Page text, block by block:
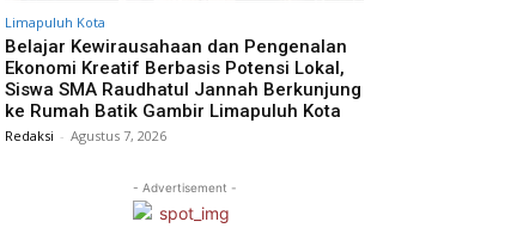
Limapuluh Kota
Belajar Kewirausahaan dan Pengenalan
Ekonomi Kreatif Berbasis Potensi Lokal,
Siswa SMA Raudhatul Jannah Berkunjung
ke Rumah Batik Gambir Limapuluh Kota
Redaksi - Agustus 7, 2026
- Advertisement -